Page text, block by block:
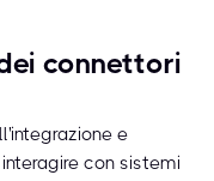
connettori
e
con sistemi